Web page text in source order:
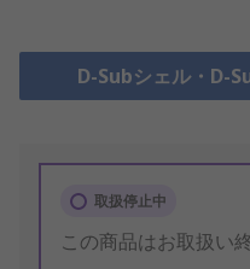
D-Subシェル・D-
取扱停止中
この商品はお取扱い